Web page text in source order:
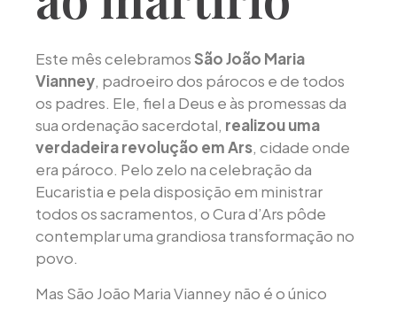
Este mês celebramosSão João Maria
Vianney, padroeiro dos párocos e de todos
os padres. Ele, fiel a Deus e às promessas da
sua ordenação sacerdotal, realizou uma
verdadeira revolução em Ars, cidade onde
era pároco. Pelo zelo na celebração da
Eucaristia e pela disposição em ministrar
todos os sacramentos, o Cura d’Ars pôde
contemplar uma grandiosa transformação no
povo.
Mas São João Maria Vianney não é o único